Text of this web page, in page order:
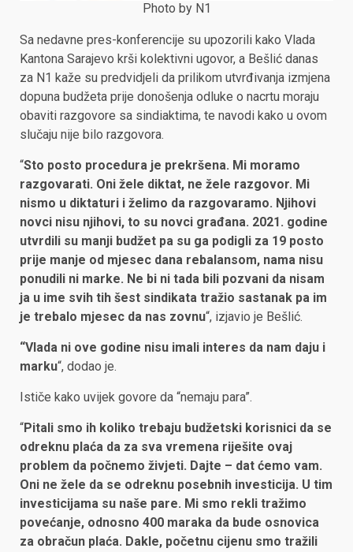
Photo by N1
Sa nedavne pres-konferencije su upozorili kako Vlada
Kantona Sarajevo krši kolektivni ugovor, a Bešlić danas
za N1 kaže su predvidjeli da prilikom utvrđivanja izmjena
dopuna budžeta prije donošenja odluke o nacrtu moraju
obaviti razgovore sa sindiaktima, te navodi kako u ovom
slučaju nije bilo razgovora.
“Sto posto procedura je prekršena. Mi moramo
razgovarati. Oni žele diktat, ne žele razgovor. Mi
nismo u diktaturi i želimo da razgovaramo. Njihovi
novci nisu njihovi, to su novci građana. 2021. godine
utvrdili su manji budžet pa su ga podigli za 19 posto
prije manje od mjesec dana rebalansom, nama nisu
ponudili ni marke. Ne bi ni tada bili pozvani da nisam
ja u ime svih tih šest sindikata tražio sastanak pa im
je trebalo mjesec da nas zovnu“, izjavio je Bešlić.
“Vlada ni ove godine nisu imali interes da nam daju i
marku“, dodao je.
Ističe kako uvijek govore da “nemaju para”.
“Pitali smo ih koliko trebaju budžetski korisnici da se
odreknu plaća da za sva vremena riješite ovaj
problem da počnemo živjeti. Dajte – dat ćemo vam.
Oni ne žele da se odreknu posebnih investicija. U tim
investicijama su naše pare. Mi smo rekli tražimo
povećanje, odnosno 400 maraka da bude osnovica
za obračun plaća. Dakle, početnu cijenu smo tražili